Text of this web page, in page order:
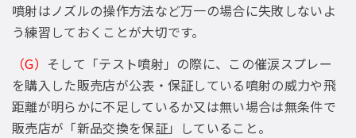
噴射はノズルの操作方法など万一の場合に失敗しないよ
う練習しておくことが大切です。
（G） そして「テスト噴射」の際に、この催涙スプレー
を購入した販売店が公表・保証している噴射の威力や飛
距離が明らかに不足しているか又は無い場合は無条件で
販売店が「新品交換を保証」していること。